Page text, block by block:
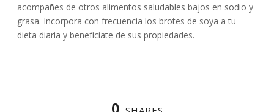
acompañes de otros alimentos saludables bajos en sodio y
grasa. Incorpora con frecuencia los brotes de soya a tu
dieta diaria y benefíciate de sus propiedades.
0